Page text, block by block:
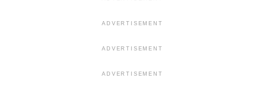
ADVERTISEMENT
ADVERTISEMENT
ADVERTISEMENT